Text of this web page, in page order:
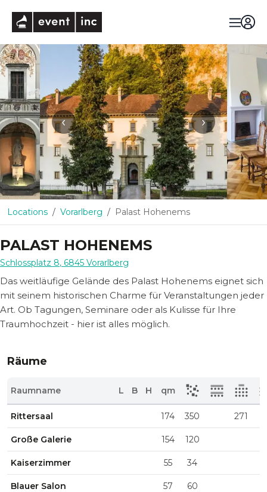
‹ ›
Locations Vorarlberg Palast Hohenems
PALAST HOHENEMS
Schlossplatz 8, 6845 Vorarlberg
Das weitläufige Gelände des Palast Hohenems eignet sich
mit seinem historischen Charme für Veranstaltungen jeder
Art. Ob Tagungen, Seminare oder als Kulisse für Ihre
Traumhochzeit - hier ist alles möglich.
Räume
Raumname L B H qm
Rittersaal 174 350 271
Große Galerie 154 120
Kaiserzimmer 55 34
Blauer Salon 57 60